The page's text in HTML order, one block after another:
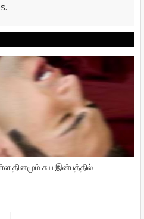
சுய இன்பத்தில்